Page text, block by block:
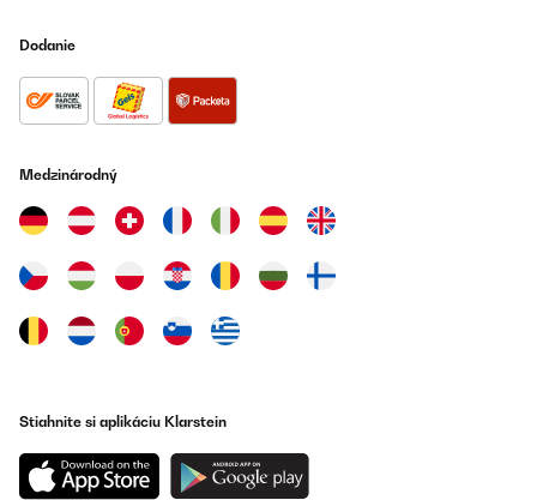
Dodanie
Medzinárodný
Stiahnite si aplikáciu Klarstein